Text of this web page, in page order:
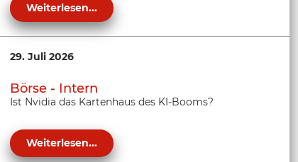
Weiterlesen...
29. Juli 2026
Börse - Intern
Ist Nvidia das Kartenhaus des KI-Booms?
Weiterlesen...